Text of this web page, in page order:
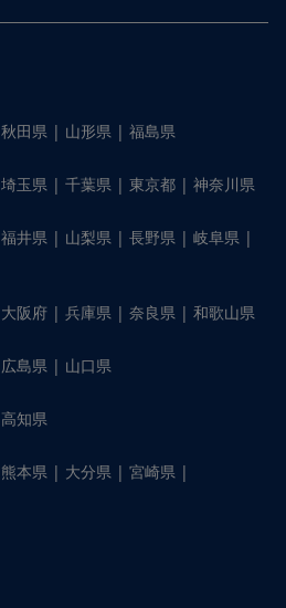
秋田県 | 山形県 | 福島県
埼玉県 | 千葉県 | 東京都 | 神奈川県
福井県 | 山梨県 | 長野県 | 岐阜県 |
大阪府 | 兵庫県 | 奈良県 | 和歌山県
広島県 | 山口県
高知県
熊本県 | 大分県 | 宮崎県 |